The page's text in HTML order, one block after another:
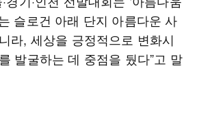
슬로건 아래 단지 아름다운 사
라, 세상을 긍정적으로 변화시
발굴하는 데 중점을 뒀다”고 말